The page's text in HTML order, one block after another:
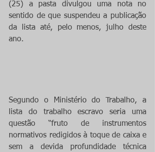
(25) a pasta divulgou uma nota no
sentido de que suspendeu a publicação
da lista até, pelo menos, julho deste
ano.
Segundo o Ministério do Trabalho, a
lista do trabalho escravo seria uma
questão “fruto de instrumentos
normativos redigidos à toque de caixa e
sem a devida profundidade técnica